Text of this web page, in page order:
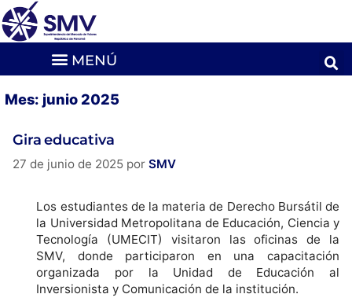
Mes: junio 2025
Gira educativa
27 de junio de 2025 por SMV
Los estudiantes de la materia de Derecho Bursátil de
la Universidad Metropolitana de Educación, Ciencia y
Tecnología (UMECIT) visitaron las oficinas de la
SMV, donde participaron en una capacitación
organizada por la Unidad de Educación al
Inversionista y Comunicación de la institución.